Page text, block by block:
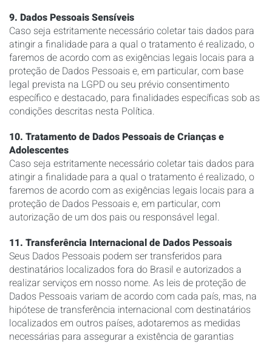
9. Dados Pessoais Sensíveis
Caso seja estritamente necessário coletar tais dados para
atingir a finalidade para a qual o tratamento é realizado, o
faremos de acordo com as exigências legais locais para a
proteção de Dados Pessoais e, em particular, com base
legal prevista na LGPD ou seu prévio consentimento
específico e destacado, para finalidades específicas sob as
condições descritas nesta Política.
10. Tratamento de Dados Pessoais de Crianças e
Adolescentes
Caso seja estritamente necessário coletar tais dados para
atingir a finalidade para a qual o tratamento é realizado, o
faremos de acordo com as exigências legais locais para a
proteção de Dados Pessoais e, em particular, com
autorização de um dos pais ou responsável legal.
11. Transferência Internacional de Dados Pessoais
Seus Dados Pessoais podem ser transferidos para
destinatários localizados fora do Brasil e autorizados a
realizar serviços em nosso nome. As leis de proteção de
Dados Pessoais variam de acordo com cada país, mas, na
hipótese de transferência internacional com destinatários
localizados em outros países, adotaremos as medidas
necessárias para assegurar a existência de garantias